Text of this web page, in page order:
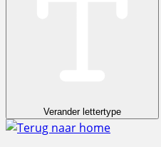
Verander lettertype